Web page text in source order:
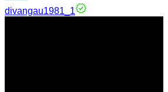
divangau1981_1